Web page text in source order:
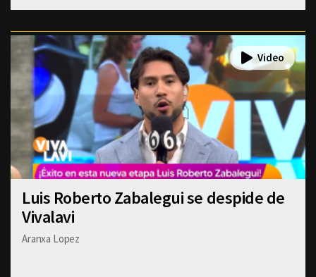
Luis Roberto Zabalegui se despide de
Vivalavi
Aranxa Lopez